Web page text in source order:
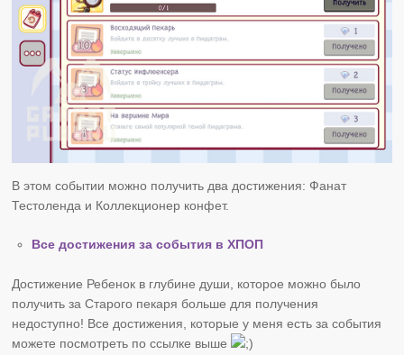
В этом событии можно получить два достижения: Фанат
Тестоленда и Коллекционер конфет.
Все достижения за события в ХПОП
Достижение Ребенок в глубине души, которое можно было
получить за Старого пекаря больше для получения
недоступно! Все достижения, которые у меня есть за события
можете посмотреть по ссылке выше